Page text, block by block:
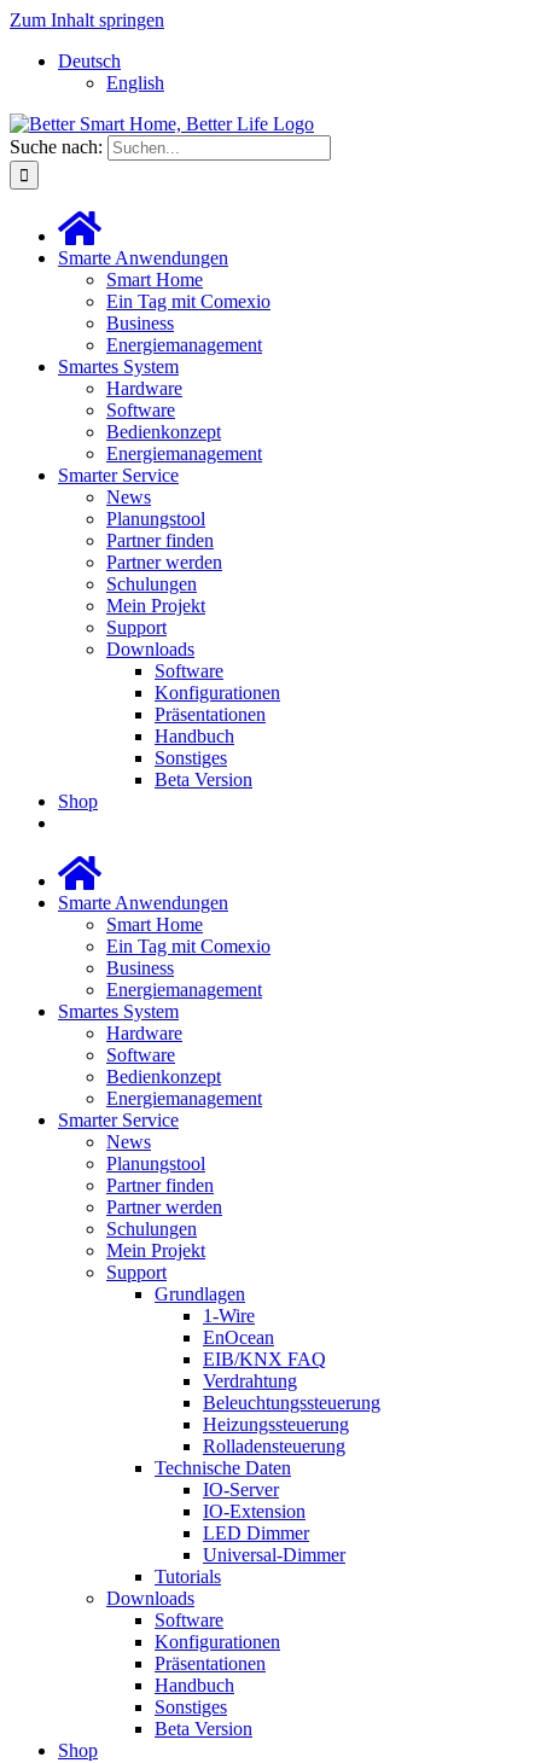
Zum Inhalt springen
Deutsch
English
Suche nach:
Smarte Anwendungen
Smart Home
Ein Tag mit Comexio
Business
Energiemanagement
Smartes System
Hardware
Software
Bedienkonzept
Energiemanagement
Smarter Service
News
Planungstool
Partner finden
Partner werden
Schulungen
Mein Projekt
Support
Downloads
Software
Konfigurationen
Präsentationen
Handbuch
Sonstiges
Beta Version
Shop
Smarte Anwendungen
Smart Home
Ein Tag mit Comexio
Business
Energiemanagement
Smartes System
Hardware
Software
Bedienkonzept
Energiemanagement
Smarter Service
News
Planungstool
Partner finden
Partner werden
Schulungen
Mein Projekt
Support
Grundlagen
1-Wire
EnOcean
EIB/KNX FAQ
Verdrahtung
Beleuchtungssteuerung
Heizungssteuerung
Rolladensteuerung
Technische Daten
IO-Server
IO-Extension
LED Dimmer
Universal-Dimmer
Tutorials
Downloads
Software
Konfigurationen
Präsentationen
Handbuch
Sonstiges
Beta Version
Shop